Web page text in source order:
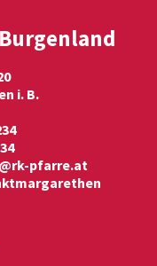
i. B.
pfarre.at